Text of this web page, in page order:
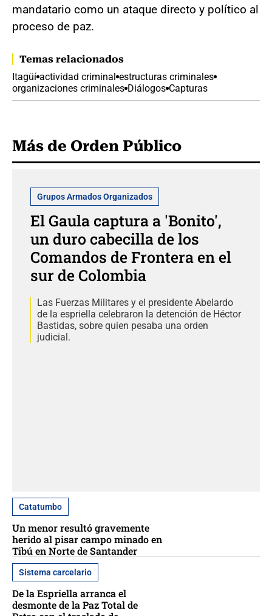
mandatario como un ataque directo y político al
proceso de paz.
Temas relacionados
Itagüí actividad criminal estructuras criminales
organizaciones criminales Diálogos Capturas
Más de Orden Público
Grupos Armados Organizados
El Gaula captura a 'Bonito',
un duro cabecilla de los
Comandos de Frontera en el
sur de Colombia
Las Fuerzas Militares y el presidente Abelardo
de la espriella celebraron la detención de Héctor
Bastidas, sobre quien pesaba una orden
judicial.
Catatumbo
Un menor resultó gravemente
herido al pisar campo minado en
Tibú en Norte de Santander
Sistema carcelario
De la Espriella arranca el
desmonte de la Paz Total de